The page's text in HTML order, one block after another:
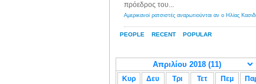
PEOPLE RECENT POPULAR
πρόεδρος του...
Κυρ Δευ Τρι Τετ Πεμ